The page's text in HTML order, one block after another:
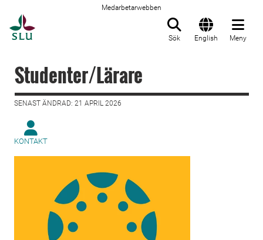
Medarbetarwebben
Sök English Meny
Studenter/Lärare
SENAST ÄNDRAD: 21 APRIL 2026
KONTAKT